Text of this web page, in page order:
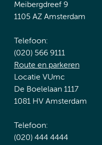
Meibergdreef 9
1105 AZ Amsterdam
Telefoon:
(020) 566 9111
Route en parkeren
Locatie VUmc
De Boelelaan 1117
1081 HV Amsterdam
Telefoon:
(020) 444 4444